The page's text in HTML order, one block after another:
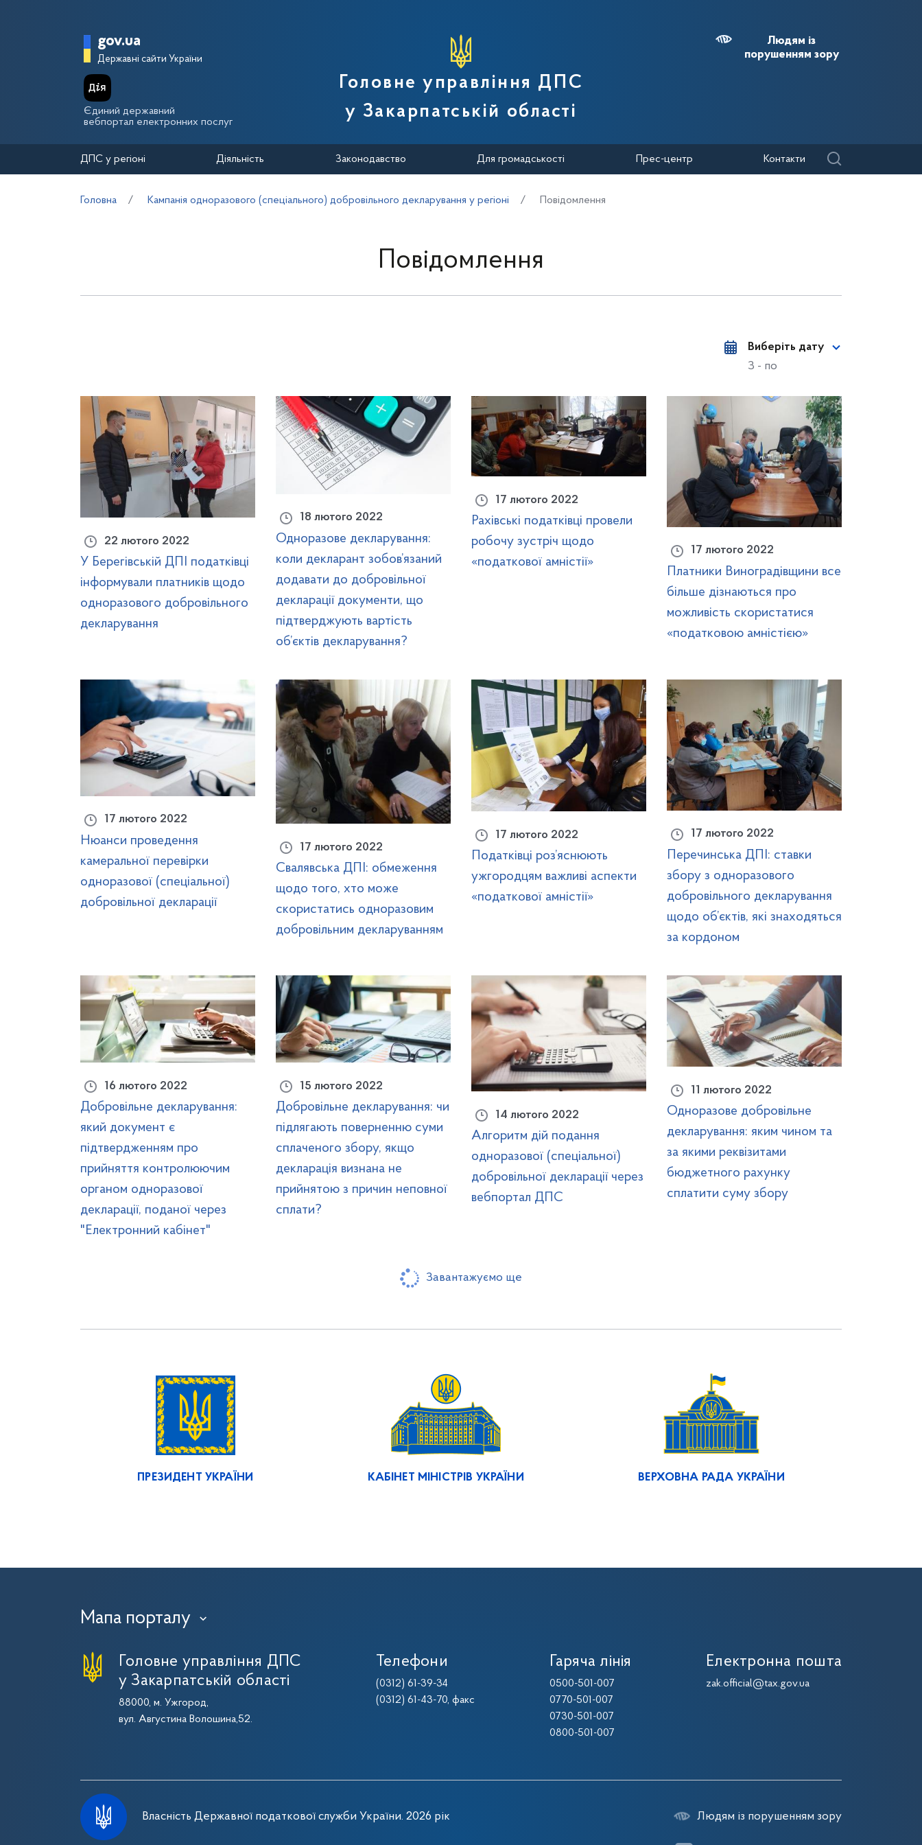
Головна сторінка Державної податкової служби України
gov.ua
Державні сайти України
Єдиний державний
вебпортал електронних послуг
Головне управління ДПС
у Закарпатській області
Людям із
порушенням зору
ДПС у регіоні Діяльність Законодавство Для громадськості Прес-центр Контакти
Головна Кампанія одноразового (спеціального) добровільного декларування у регіоні Повідомлення
Повідомлення
Виберіть дату
З - по
22 лютого 2022
У Берегівській ДПІ податківці
інформували платників щодо
одноразового добровільного
декларування
18 лютого 2022
Одноразове декларування:
коли декларант зобов’язаний
додавати до добровільної
декларації документи, що
підтверджують вартість
об’єктів декларування?
17 лютого 2022
Рахівські податківці провели
робочу зустріч щодо
«податкової амністії»
17 лютого 2022
Платники Виноградівщини все
більше дізнаються про
можливість скористатися
«податковою амністією»
17 лютого 2022
Нюанси проведення
камеральної перевірки
одноразової (спеціальної)
добровільної декларації
17 лютого 2022
Свалявська ДПІ: обмеження
щодо того, хто може
скористатись одноразовим
добровільним декларуванням
17 лютого 2022
Податківці роз’яснюють
ужгородцям важливі аспекти
«податкової амністії»
17 лютого 2022
Перечинська ДПІ: ставки
збору з одноразового
добровільного декларування
щодо об’єктів, які знаходяться
за кордоном
16 лютого 2022
Добровільне декларування:
який документ є
підтвердженням про
прийняття контролюючим
органом одноразової
декларації, поданої через
"Електронний кабінет"
15 лютого 2022
Добровільне декларування: чи
підлягають поверненню суми
сплаченого збору, якщо
декларація визнана не
прийнятою з причин неповної
сплати?
14 лютого 2022
Алгоритм дій подання
одноразової (спеціальної)
добровільної декларації через
вебпортал ДПС
11 лютого 2022
Одноразове добровільне
декларування: яким чином та
за якими реквізитами
бюджетного рахунку
сплатити суму збору
Завантажуємо ще
ПРЕЗИДЕНТ УКРАЇНИ КАБІНЕТ МІНІСТРІВ УКРАЇНИ ВЕРХОВНА РАДА УКРАЇНИ
Мапа порталу ›
Головне управління ДПС
у Закарпатській області
88000, м. Ужгород,
вул. Августина Волошина,52.
Телефони
(0312) 61-39-34
(0312) 61-43-70, факс
Гаряча лінія
0500-501-007
0770-501-007
0730-501-007
0800-501-007
Електронна пошта
zak.official@tax.gov.ua
Власність Державної податкової служби України. 2026 рік Людям із порушенням зору